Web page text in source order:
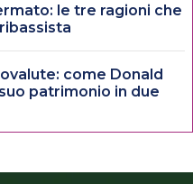
le tre ragioni che
come Donald
patrimonio in due